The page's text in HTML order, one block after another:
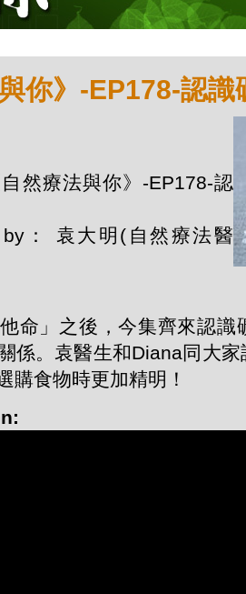
與你》-EP178-認識
然療法與你》-EP178-認
： 袁大明(自然療法醫
命」之後，今集齊來認識
係。袁醫生和Diana同大
購食物時更加精明！